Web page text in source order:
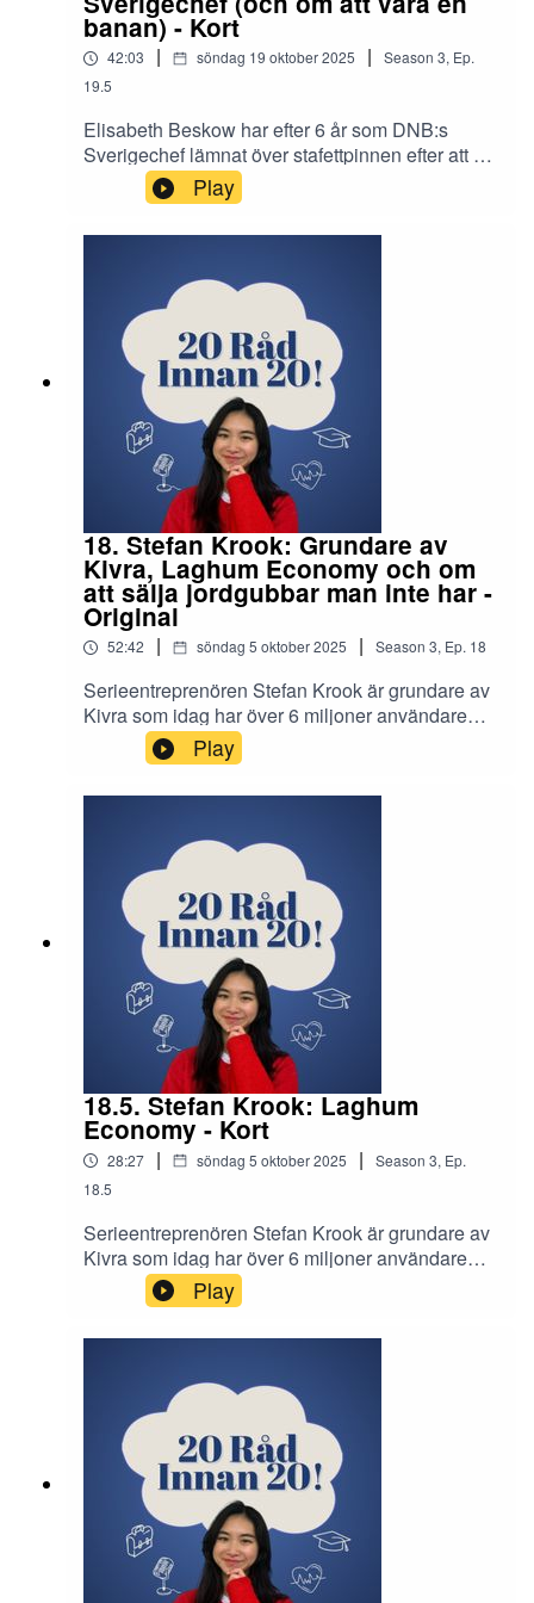
banan) - Kort
42:03 | söndag 19 oktober 2025 | Season 3, Ep.
19.5
Elisabeth Beskow har efter 6 år som DNB:s
Sverigechef lämnat över stafettpinnen efter att ha
ökat intäkterna i svenska DNB med 76 procent
och omsättningen med 64 procent. Hon har haft
diverse ledarroller i snart 30 år och suttit i många
egentligen sett ut? Vad krävs för att nå toppen av
karriärstegen och vad innebär det att vara en bra
ledare? Allt detta och mycket mer i det senaste
avsnittet av 20 råd innan 20!
Play
18. Stefan Krook: Grundare av
Kivra, Laghum Economy och om
att sälja jordgubbar man inte har -
Original
52:42 | söndag 5 oktober 2025 | Season 3, Ep. 18
Serieentreprenören Stefan Krook är grundare av
Kivra som idag har över 6 miljoner användare
samt stiftelsen GoodCause, som bland annat
ligger bakom GodEl. Han är även känd som
serieinvesterare och har bland annat investerat i
diverse styrelser och är aktuell med boken
Laghum Economy. I detta avsnitt berättar Stefan
om hur han var som ung, om hur det är att vara
en av börsens yngste VD:ar, om resan med
Kivra, samt om boken Laghum Economy. Allt
detta och mycket mer i det senaste avsnittet av
20 råd innan 20!
Play
18.5. Stefan Krook: Laghum
Economy - Kort
28:27 | söndag 5 oktober 2025 | Season 3, Ep.
18.5
Serieentreprenören Stefan Krook är grundare av
Kivra som idag har över 6 miljoner användare
samt stiftelsen GoodCause, som bland annat
ligger bakom GodEl. Han är även känd som
serieinvesterare och har bland annat investerat i
diverse styrelser och är aktuell med boken
Laghum Economy. I detta avsnitt berättar Stefan
om idén med boken Laghum Economy och om
ett nytt sätt att se på marknadsekonomin. Allt
detta och mycket mer i det senaste avsnittet av
20 råd innan 20!
Play